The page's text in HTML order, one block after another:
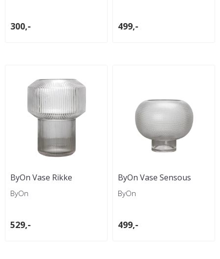
300,- 499,-
ByOn Vase Rikke
ByOn
529,-
ByOn Vase Sensous
ByOn
499,-